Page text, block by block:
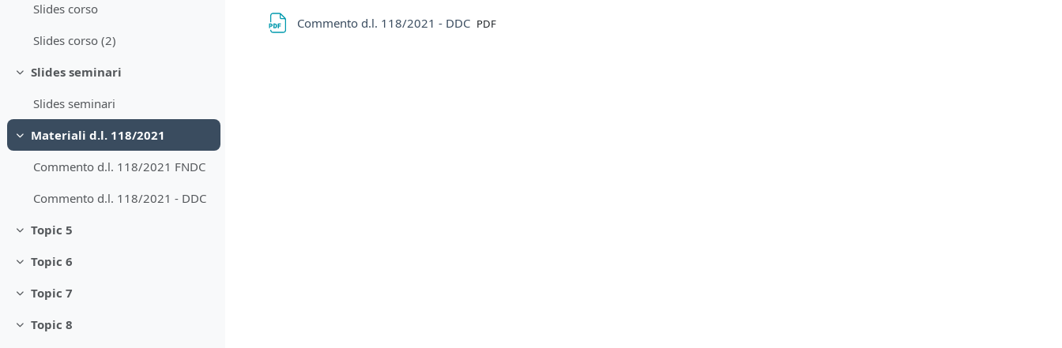
Slides corso
Slides corso (2)
Minimizza
Slides seminari
Slides seminari
Minimizza
Materiali d.l. 118/2021
Commento d.l. 118/2021 FNDC
Commento d.l. 118/2021 - DDC
Minimizza
Topic 5
Minimizza
Topic 6
Minimizza
Topic 7
Minimizza
Topic 8
Commento d.l. 118/2021 - DDC File
PDF